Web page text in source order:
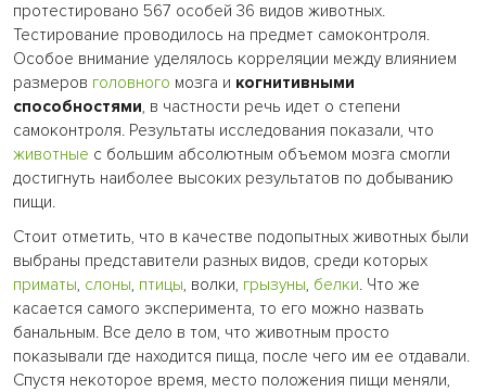
протестировано 567 особей 36 видов животных.
Тестирование проводилось на предмет самоконтроля.
Особое внимание уделялось корреляции между влиянием
размеров головного мозга и когнитивными
способностями, в частности речь идет о степени
самоконтроля. Результаты исследования показали, что
животные с большим абсолютным объемом мозга смогли
достигнуть наиболее высоких результатов по добыванию
пищи.
Стоит отметить, что в качестве подопытных животных были
выбраны представители разных видов, среди которых
приматы, слоны, птицы, волки, грызуны, белки. Что же
касается самого эксперимента, то его можно назвать
банальным. Все дело в том, что животным просто
показывали где находится пища, после чего им ее отдавали.
Спустя некоторое время, место положения пищи меняли,